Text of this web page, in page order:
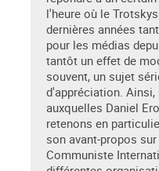
l'heure où le
dernières années
pour les médias
tantôt un effet de
souvent, un sujet
d'appréciation.
auxquelles Daniel
retenons en
son avant-propos sur
Communiste